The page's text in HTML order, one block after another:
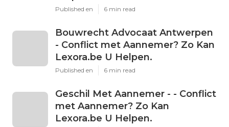
Published en 6 min read
Bouwrecht Advocaat Antwerpen
- Conflict met Aannemer? Zo Kan
Lexora.be U Helpen.
Published en 6 min read
Geschil Met Aannemer - - Conflict
met Aannemer? Zo Kan
Lexora.be U Helpen.